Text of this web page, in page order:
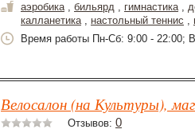
аэробика, бильярд , гимнастика,
калланетика, настольный теннис ,
Время работы Пн-Сб: 9:00 - 22:00;
Велосалон (на Культуры),
Отзывов: 0